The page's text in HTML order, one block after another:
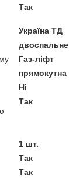
Так
Україна ТД
двоспальне
Газ-ліфт
прямокутна
Ні
Так
1 шт.
Так
Так